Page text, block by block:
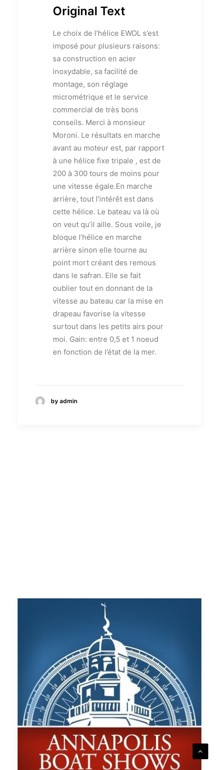
Original Text
Le choix de l’hélice EWOL s’est
imposé pour plusieurs raisons:
sa construction en acier
inoxydable, sa facilité de
montage, son réglage
micrométrique et le service
commercial de très bons
conseils. Merci à monsieur
Moroni. Le résultats en marche
avant au moteur est, par rapport
à une hélice fixe tripale , est de
200 à 300 tours de moins pour
une vitesse égale.En marche
arrière, tout l’intérêt est dans
cette hélice. Le bateau va là où
on veut qu’il aille. Sous voile, je
bloque l’hélice en marche
arrière sinon elle tourne au
point mort créant des remous
dans le safran. Elle se fait
oublier tout en donnant de la
vitesse au bateau car la mise en
drapeau favorise la vitesse
surtout dans les petits airs pour
moi. Gain: entre 0,5 et 1 noeud
en fonction de l’état de la mer.
by admin